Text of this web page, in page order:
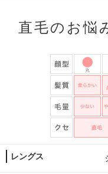
直毛のお悩
レングス